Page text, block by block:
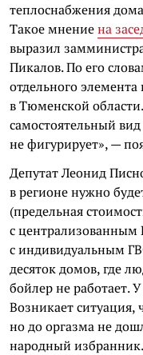
теплоснабжения
Такое мнениена
выразил
Пикалов. По его
отдельного
в Тюменской
самостоятельный
не фигурирует», —
Депутат Леонид
в регионе нужно
(предельная
с
с индивидуальным
десяток домов, где
бойлер не работает.
Возникает
но до оргазма не
народный избранник.